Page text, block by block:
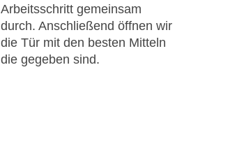
Arbeitsschritt gemeinsam
durch. Anschließend öffnen wir
die Tür mit den besten Mitteln
die gegeben sind.